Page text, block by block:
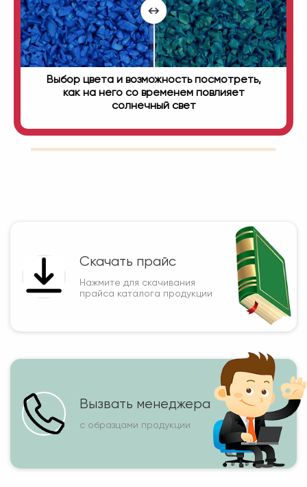
Выбор цвета и возможность посмотреть,
как на него со временем повлияет
солнечный свет
Скачать прайс
Нажмите для скачивания
прайса каталога продукции
Вызвать менеджера
с образцами продукции